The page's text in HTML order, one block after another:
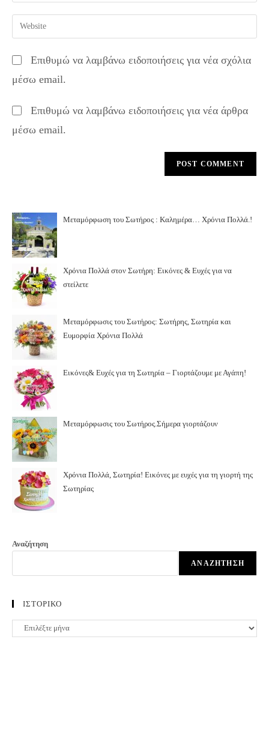
comment
email
address
comment
Enter
your
URL
(optional)
Επιθυμώ να λαμβάνω ειδοποιήσεις για νέα σχόλια
μέσω email.
Επιθυμώ να λαμβάνω ειδοποιήσεις για νέα άρθρα
μέσω email.
Μεταμόρφωση του Σωτήρος : Καλημέρα… Χρόνια Πολλά.!
Χρόνια Πολλά στον Σωτήρη: Εικόνες & Ευχές για να
στείλετε
Μεταμόρφωσις του Σωτήρος: Σωτήρης, Σωτηρία και
Ευμορφία Χρόνια Πολλά
Εικόνες& Ευχές για τη Σωτηρία – Γιορτάζουμε με Αγάπη!
Μεταμόρφωσις του Σωτήρος.Σήμερα γιορτάζουν
Χρόνια Πολλά, Σωτηρία! Εικόνες με ευχές για τη γιορτή της
Σωτηρίας
Αναζήτηση
ΑΝΑΖΉΤΗΣΗ
ΙΣΤΟΡΙΚΟ
ΙΣΤΟΡΙΚΟ